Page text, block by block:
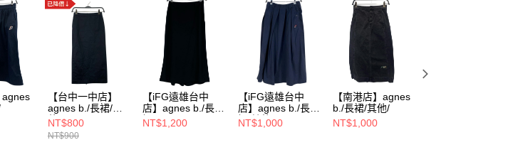
agnes
【台中一中店】
agnes b./長裙/其
他//23440608426
98
NT$800
NT$900
【iFG遠雄台中
店】agnes b./長
裙/38/
NT$1,200
【iFG遠雄台中
店】agnes b./長
裙/其他/
NT$1,000
【南港店】agnes
b./長裙/其他/
NT$1,000